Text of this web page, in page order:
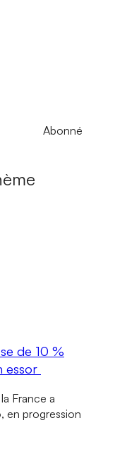
Abonné
de 10 %
essor
France a
en progression